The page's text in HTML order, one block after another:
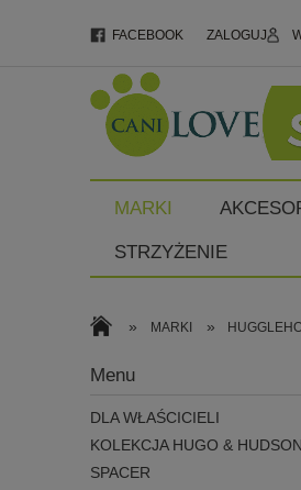
FACEBOOK ZALOGUJ
MARKI
STRZYŻENIE
» MARKI »
Menu
DLA WŁAŚCICIELI
KOLEKCJA HUGO & HUDSON
SPACER